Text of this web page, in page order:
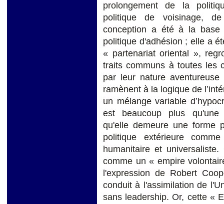
prolongement de la
politique de voisinage,
conception a été à la base
politique d'adhésion ; elle a
« partenariat oriental »,
traits communs à toutes les
par leur nature
ramènent à la logique de
un mélange variable
est beaucoup plus qu'une
qu'elle demeure une forme
politique extérieure
humanitaire et
comme un « empire
l'expression de Robert
conduit à l'assimilation de
sans leadership. Or, cette «